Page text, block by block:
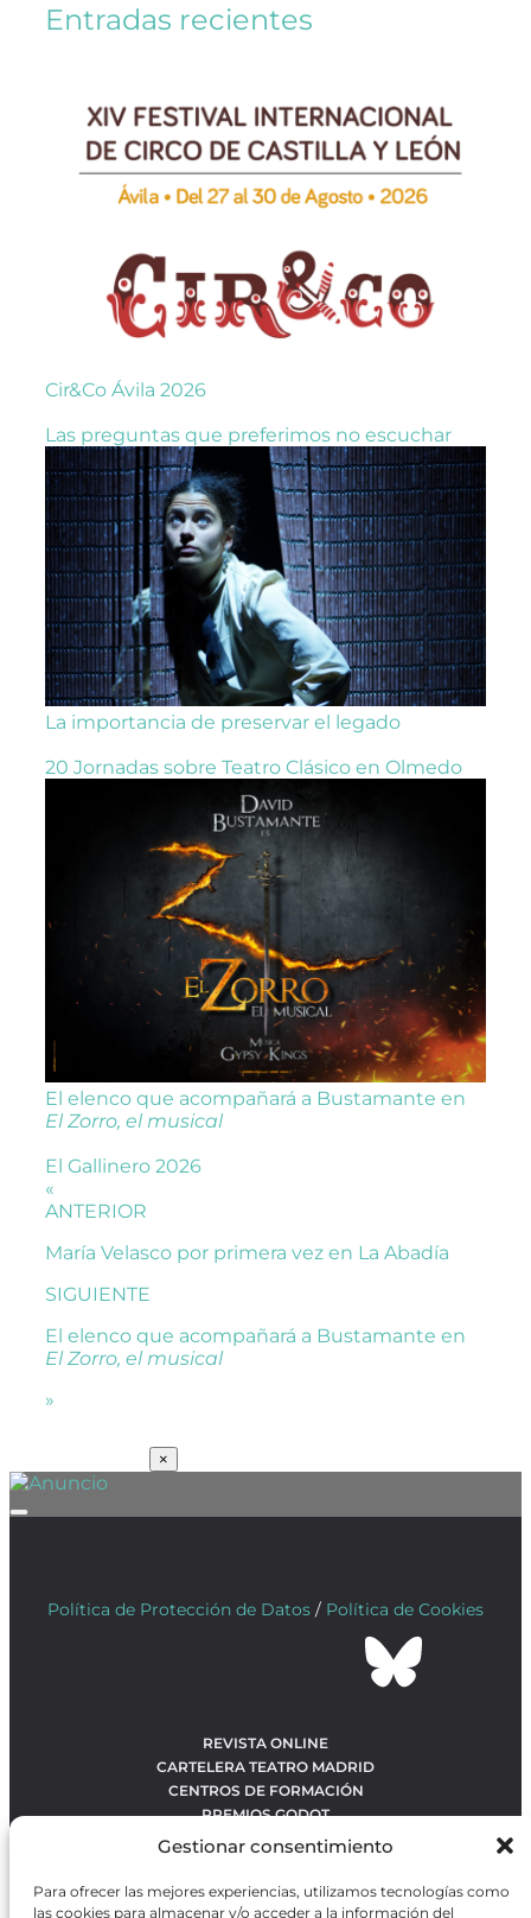
Gestionar consentimiento
Para ofrecer las mejores experiencias, utilizamos tecnologías como
las cookies para almacenar y/o acceder a la información del
Entradas recientes
Cir&Co Ávila 2026
Las preguntas que preferimos no escuchar
La importancia de preservar el legado
20 Jornadas sobre Teatro Clásico en Olmedo
El elenco que acompañará a Bustamante en
El Zorro, el musical
El Gallinero 2026
«
ANTERIOR
María Velasco por primera vez en La Abadía
SIGUIENTE
El elenco que acompañará a Bustamante en
El Zorro, el musical
»
×
Política de Protección de Datos / Política de Cookies
REVISTA ONLINE
CARTELERA TEATRO MADRID
CENTROS DE FORMACIÓN
PREMIOS GODOT
CONTACTO
OBRAS MÁS VOTADAS